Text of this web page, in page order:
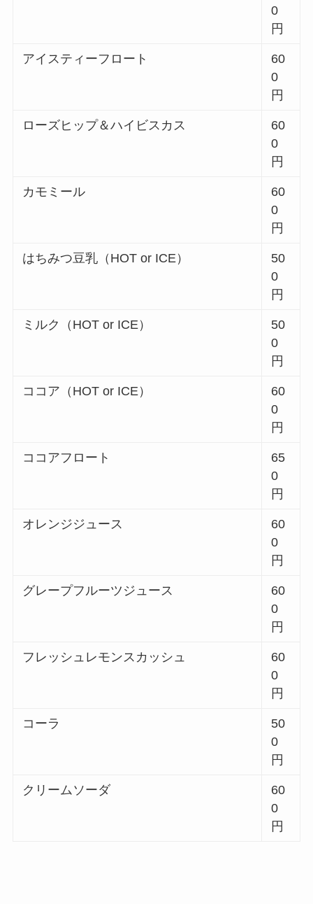
0
円
アイスティーフロート
60
0
円
ローズヒップ＆ハイビスカス
60
0
円
カモミール
60
0
円
はちみつ豆乳（HOT or ICE）
50
0
円
ミルク（HOT or ICE）
50
0
円
ココア（HOT or ICE）
60
0
円
ココアフロート
65
0
円
オレンジジュース
60
0
円
グレープフルーツジュース
60
0
円
フレッシュレモンスカッシュ
60
0
円
コーラ
50
0
円
クリームソーダ
60
0
円